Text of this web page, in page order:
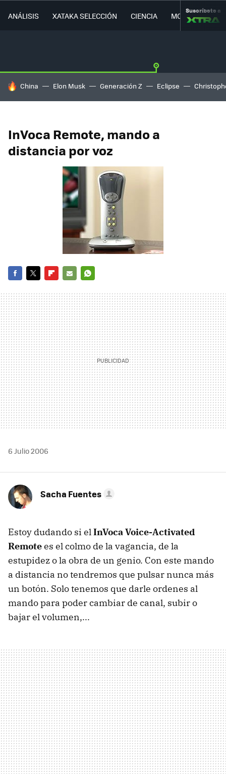
ANÁLISIS XATAKA SELECCIÓN CIENCIA MOVILIDAD
Suscríbete a
HOY SE HABLA DE
China Elon Musk Generación Z Eclipse
InVoca Remote, mando a
distancia por voz
MAIL
6 Julio 2006
Sacha Fuentes
Estoy dudando si elInVoca Voice-Activated
Remotees el colmo de la vagancia, de la
estupidez o la obra de un genio. Con este mando
a distancia no tendremos que pulsar nunca más
un botón. Solo tenemos que darle ordenes al
mando para poder cambiar de canal, subir o
bajar el volumen,...